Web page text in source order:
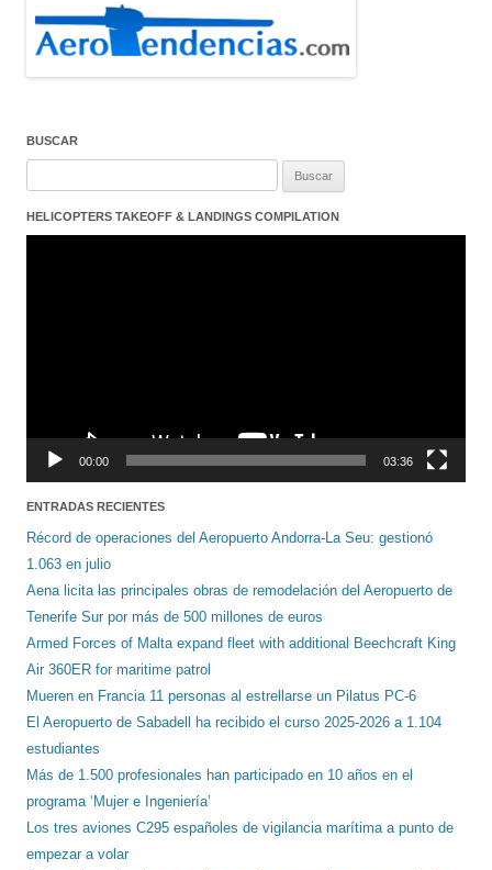
BUSCAR
HELICOPTERS TAKEOFF & LANDINGS COMPILATION
Reproductor
00:00 03:36
ENTRADAS RECIENTES
Récord de operaciones del Aeropuerto Andorra-La Seu: gestionó
1.063 en julio
Aena licita las principales obras de remodelación del Aeropuerto de
Tenerife Sur por más de 500 millones de euros
Armed Forces of Malta expand fleet with additional Beechcraft King
Air 360ER for maritime patrol
Mueren en Francia 11 personas al estrellarse un Pilatus PC-6
El Aeropuerto de Sabadell ha recibido el curso 2025-2026 a 1.104
estudiantes
Más de 1.500 profesionales han participado en 10 años en el
programa ‘Mujer e Ingeniería’
Los tres aviones C295 españoles de vigilancia marítima a punto de
empezar a volar